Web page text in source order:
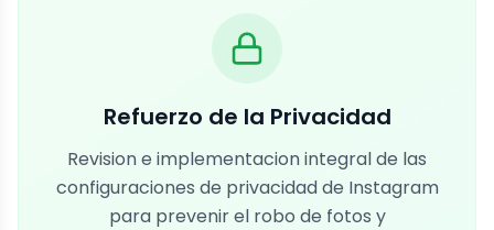
Refuerzo de la Privacidad
Revision e implementacion integral de las
configuraciones de privacidad de Instagram
para prevenir el robo de fotos y